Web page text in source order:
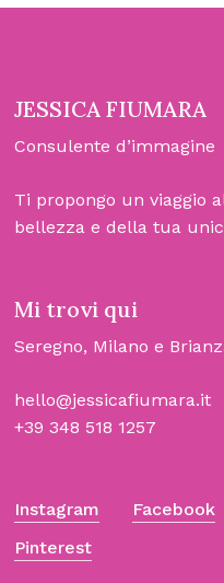
JESSICA FIUMARA
Consulente d’immagine
Ti propongo un viaggio
bellezza e della tua
Mi trovi qui
Seregno, Milano e
hello@jessicafiumara.it
+39 348 518 1257
Instagram Facebook
Pinterest